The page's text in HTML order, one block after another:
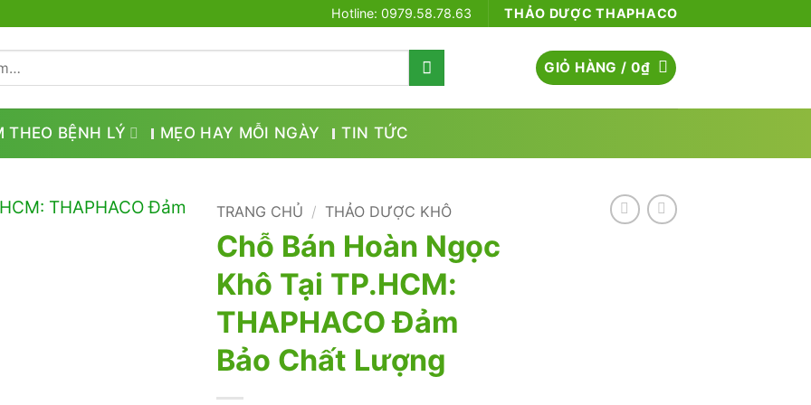
Hotline: 0979.58.78.63 THẢO DƯỢC THAPHACO
GIỎ HÀNG /0₫
THEO BỆNH LÝ MẸO HAY MỖI NGÀY TIN TỨC
TRANG CHỦ / THẢO DƯỢC KHÔ
Chỗ Bán Hoàn Ngọc
Khô Tại TP.HCM:
THAPHACO Đảm
Bảo Chất Lượng